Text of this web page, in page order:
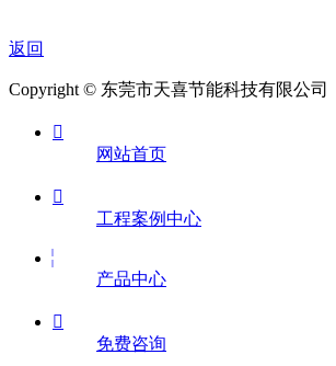
返回
Copyright © 东莞市天喜节能科技有限公司

网站首页

工程案例中心
产品中心

免费咨询